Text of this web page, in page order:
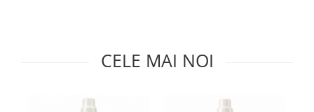
CELE MAI NOI